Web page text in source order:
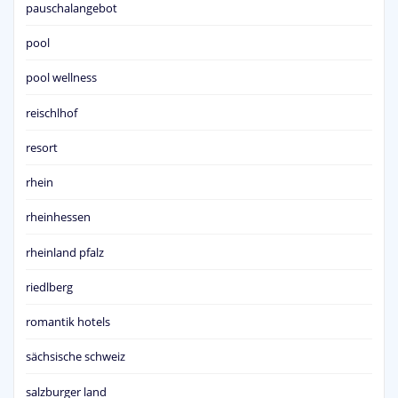
pauschalangebot
pool
pool wellness
reischlhof
resort
rhein
rheinhessen
rheinland pfalz
riedlberg
romantik hotels
sächsische schweiz
salzburger land